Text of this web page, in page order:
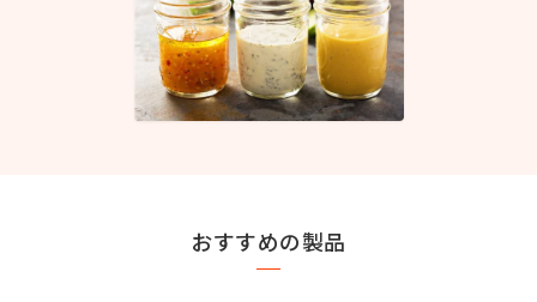
MIYOSHI MIRAI PLATFORM
おすすめキーワード
ラード不足植物性ミルク食感改良
お問い合わせ
おすすめの製品